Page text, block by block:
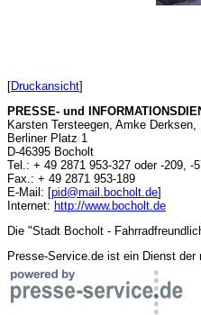
[Druckansicht]
PRESSE- und
Karsten Tersteegen, Amke Derksen,
Berliner Platz 1
D-46395 Bocholt
Tel.: + 49 2871 953-327 oder -209, -
Fax.: + 49 2871 953-189
E-Mail: [pid@mail.bocholt.de]
Internet: http://www.bocholt.de
Die "Stadt Bocholt -
Presse-Service.de ist ein Dienst der